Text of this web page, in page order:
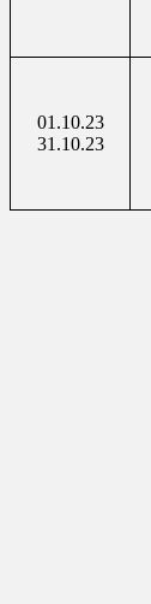
01.10.23
31.10.23